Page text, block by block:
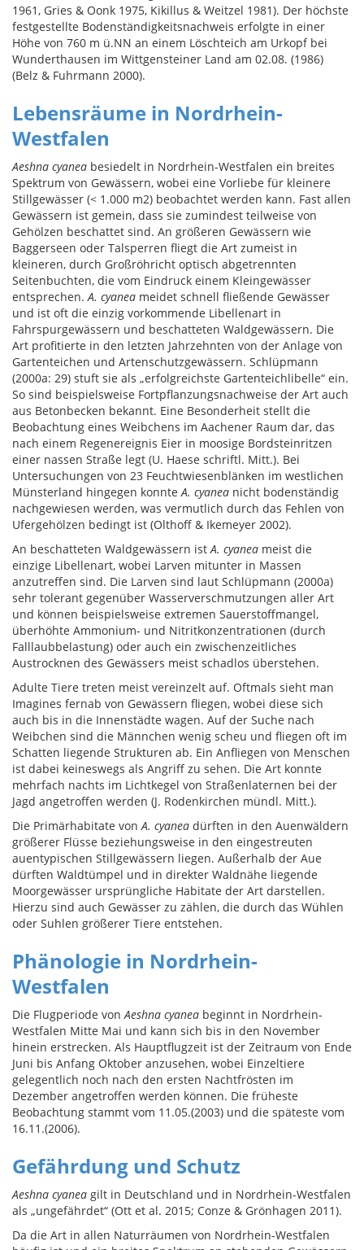
1961, Gries & Oonk 1975, Kikillus & Weitzel 1981). Der höchste
festgestellte Bodenständigkeitsnachweis erfolgte in einer
Höhe von 760 m ü.NN an einem Löschteich am Urkopf bei
Wunderthausen im Wittgensteiner Land am 02.08. (1986)
(Belz & Fuhrmann 2000).
Lebensräume in Nordrhein-
Westfalen
Aeshna cyanea besiedelt in Nordrhein-Westfalen ein breites
Spektrum von Gewässern, wobei eine Vorliebe für kleinere
Stillgewässer (< 1.000 m2) beobachtet werden kann. Fast allen
Gewässern ist gemein, dass sie zumindest teilweise von
Gehölzen beschattet sind. An größeren Gewässern wie
Baggerseen oder Talsperren fliegt die Art zumeist in
kleineren, durch Großröhricht optisch abgetrennten
Seitenbuchten, die vom Eindruck einem Kleingewässer
entsprechen. A. cyanea meidet schnell fließende Gewässer
und ist oft die einzig vorkommende Libellenart in
Fahrspurgewässern und beschatteten Waldgewässern. Die
Art profitierte in den letzten Jahrzehnten von der Anlage von
Gartenteichen und Artenschutzgewässern. Schlüpmann
(2000a: 29) stuft sie als „erfolgreichste Gartenteichlibelle“ ein.
So sind beispielsweise Fortpflanzungsnachweise der Art auch
aus Betonbecken bekannt. Eine Besonderheit stellt die
Beobachtung eines Weibchens im Aachener Raum dar, das
nach einem Regenereignis Eier in moosige Bordsteinritzen
einer nassen Straße legt (U. Haese schriftl. Mitt.). Bei
Untersuchungen von 23 Feuchtwiesenblänken im westlichen
Münsterland hingegen konnte A. cyanea nicht bodenständig
nachgewiesen werden, was vermutlich durch das Fehlen von
Ufergehölzen bedingt ist (Olthoff & Ikemeyer 2002).
An beschatteten Waldgewässern ist A. cyanea meist die
einzige Libellenart, wobei Larven mitunter in Massen
anzutreffen sind. Die Larven sind laut Schlüpmann (2000a)
sehr tolerant gegenüber Wasserverschmutzungen aller Art
und können beispielsweise extremen Sauerstoffmangel,
überhöhte Ammonium- und Nitritkonzentrationen (durch
Falllaubbelastung) oder auch ein zwischenzeitliches
Austrocknen des Gewässers meist schadlos überstehen.
Adulte Tiere treten meist vereinzelt auf. Oftmals sieht man
Imagines fernab von Gewässern fliegen, wobei diese sich
auch bis in die Innenstädte wagen. Auf der Suche nach
Weibchen sind die Männchen wenig scheu und fliegen oft im
Schatten liegende Strukturen ab. Ein Anfliegen von Menschen
ist dabei keineswegs als Angriff zu sehen. Die Art konnte
mehrfach nachts im Lichtkegel von Straßenlaternen bei der
Jagd angetroffen werden (J. Rodenkirchen mündl. Mitt.).
Die Primärhabitate von A. cyanea dürften in den Auenwäldern
größerer Flüsse beziehungsweise in den eingestreuten
auentypischen Stillgewässern liegen. Außerhalb der Aue
dürften Waldtümpel und in direkter Waldnähe liegende
Moorgewässer ursprüngliche Habitate der Art darstellen.
Hierzu sind auch Gewässer zu zählen, die durch das Wühlen
oder Suhlen größerer Tiere entstehen.
Phänologie in Nordrhein-
Westfalen
Die Flugperiode von Aeshna cyanea beginnt in Nordrhein-
Westfalen Mitte Mai und kann sich bis in den November
hinein erstrecken. Als Hauptflugzeit ist der Zeitraum von Ende
Juni bis Anfang Oktober anzusehen, wobei Einzeltiere
gelegentlich noch nach den ersten Nachtfrösten im
Dezember angetroffen werden können. Die früheste
Beobachtung stammt vom 11.05.(2003) und die späteste vom
16.11.(2006).
Gefährdung und Schutz
Aeshna cyanea gilt in Deutschland und in Nordrhein-Westfalen
als „ungefährdet“ (Ott et al. 2015; Conze & Grönhagen 2011).
Da die Art in allen Naturräumen von Nordrhein-Westfalen